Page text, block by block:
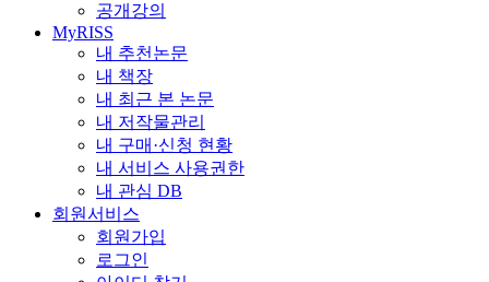
공개강의
MyRISS
내 추천논문
내 책장
내 최근 본 논문
내 저작물관리
내 구매·신청 현황
내 서비스 사용권한
내 관심 DB
회원서비스
회원가입
로그인